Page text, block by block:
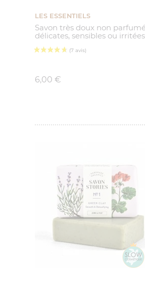
LES ESSENTIELS
Savon très doux non
délicates, sensibles ou irritées
6,00 €